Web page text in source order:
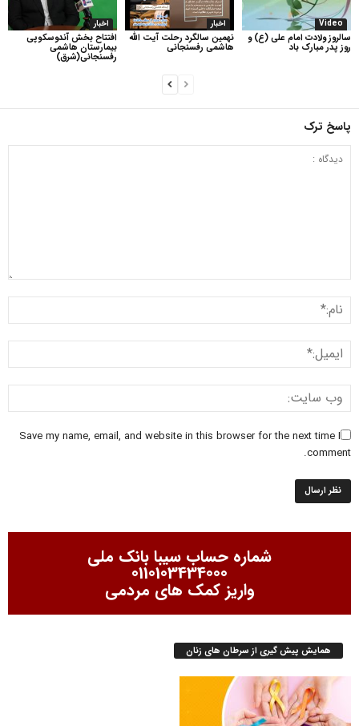
اخبار
افتتاح بخش آندوسکوپی
بیمارستان هاشمی
رفسنجانی(شرق)
اخبار
نهمین سالگرد رحلت آیت الله
هاشمی رفسنجانی
Video
سالروز ولادت امام علی (ع) و
روز پدر مبارک باد
پاسخ ترک
Save my name, email, and website in this browser for the next time I
comment.
شماره حساب سیبا بانک ملی
0110103434000
واریز کمک های مردمی
همایش پیش گیری از سرطان های زنان